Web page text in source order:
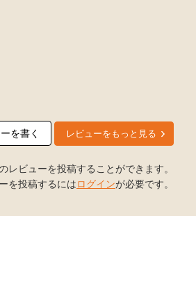
を書く レビューをもっと見る
レビューを投稿することができます。
を投稿するにはログインが必要です。